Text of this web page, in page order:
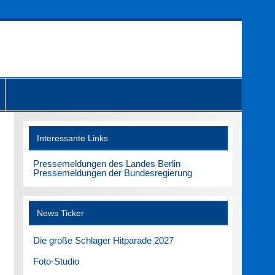
Interessante Links
Pressemeldungen des Landes Berlin
Pressemeldungen der Bundesregierung
News Ticker
Die große Schlager Hitparade 2027
Foto-Studio